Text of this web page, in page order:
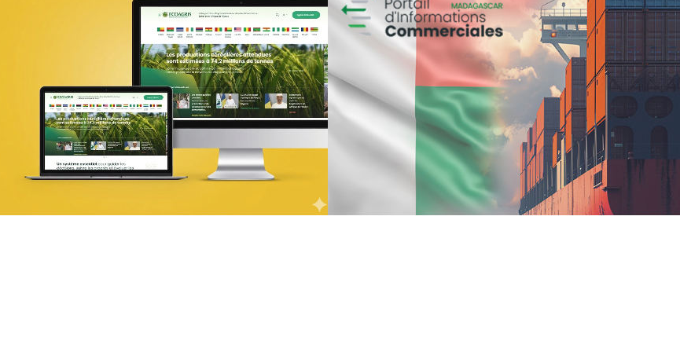
Intranet et Extranet